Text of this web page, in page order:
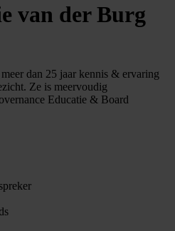
van der Burg
dan 25 jaar kennis & ervaring
Ze is meervoudig
Educatie & Board